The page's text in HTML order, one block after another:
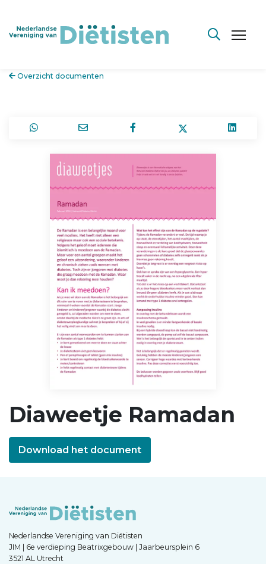
Overzicht documenten
Diaweetje Ramadan
Download het document
Nederlandse Vereniging van Diëtisten
JIM | 6e verdieping Beatrixgebouw | Jaarbeursplein 6
3521 AL Utrecht